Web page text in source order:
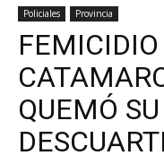
Policiales Provincia
QUEMÓ